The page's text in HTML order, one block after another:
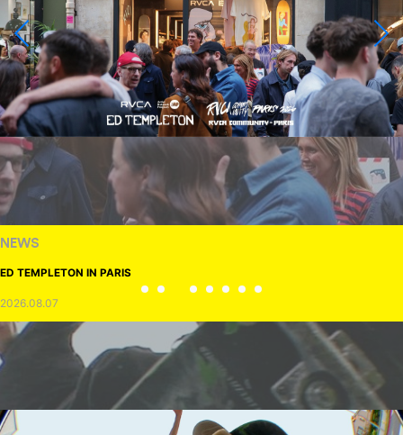
NEWS
ED TEMPLETON IN PARIS
2026.08.07